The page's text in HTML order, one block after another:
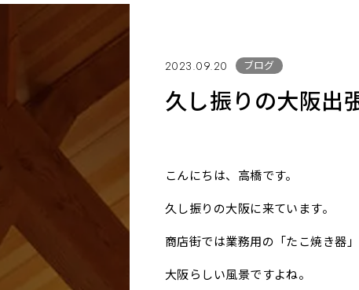
2023.09.20 ブログ
久し振りの大阪出
こんにちは、高橋です。
久し振りの大阪に来ています。
商店街では業務用の「たこ焼き器
大阪らしい風景ですよね。